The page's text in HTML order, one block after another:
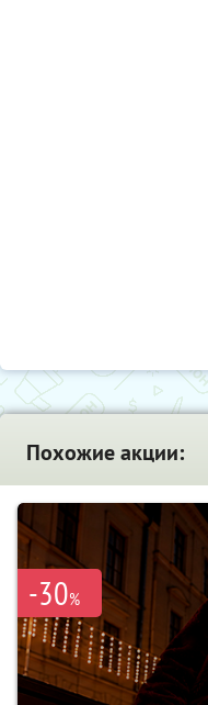
Похожие акции:
-30%